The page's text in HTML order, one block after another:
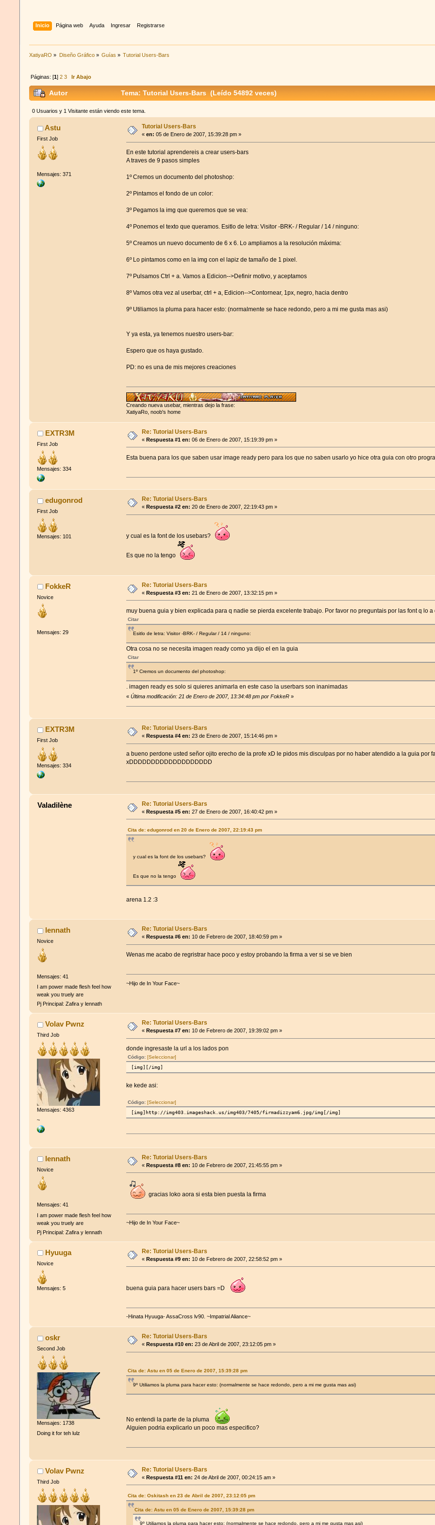
Inicio Página web Ayuda Ingresar Registrarse
XatiyaRO » Diseño Gráfico» Guías » Tutorial Users-Bars
Páginas: [1] 2 3 Ir Abajo
Autor Tema: Tutorial Users-Bars (Leído 54892 veces)
0 Usuarios y 1 Visitante están viendo este tema.
Astu
First Job
Mensajes: 371
Tutorial Users-Bars
«en: 05 de Enero de 2007, 15:39:28 pm »
En este tutorial aprendereis a crear users-bars
A traves de 9 pasos simples
1º Cremos un documento del photoshop:
2º Pintamos el fondo de un color:
3º Pegamos la img que queremos que se vea:
4º Ponemos el texto que queramos. Esitlo de letra: Visitor -BRK- / Regular / 14 / ninguno:
5º Creamos un nuevo documento de 6 x 6. Lo ampliamos a la resolución máxima:
6º Lo pintamos como en la img con el lapiz de tamaño de 1 pixel.
7º Pulsamos Ctrl + a. Vamos a Edicion-->Definir motivo, y aceptamos
8º Vamos otra vez al userbar, ctrl + a, Edicion-->Contornear, 1px, negro, hacia dentro
9º Utiliamos la pluma para hacer esto: (normalmente se hace redondo, pero a mi me gusta mas asi)
Y ya esta, ya tenemos nuestro users-bar:
Espero que os haya gustado.
PD: no es una de mis mejores creaciones
Creando nueva usebar, mientras dejo la frase:
XatiyaRo, noob's home
EXTR3M
First Job
Mensajes: 334
Re: Tutorial Users-Bars
«Respuesta #1 en: 06 de Enero de 2007, 15:19:39 pm »
Esta buena para los que saben usar image ready pero para los que no saben usarlo yo hice otra guia con otro
edugonrod
First Job
Mensajes: 101
Re: Tutorial Users-Bars
« Respuesta #2 en: 20 de Enero de 2007, 22:19:43 pm »
y cual es la font de los usebars?
Es que no la tengo
FokkeR
Novice
Mensajes: 29
Re: Tutorial Users-Bars
«Respuesta #3 en: 21 de Enero de 2007, 13:32:15 pm »
muy buena guia y bien explicada para q nadie se pierda excelente trabajo. Por favor no preguntais por las font q lo
Citar
Esitlo de letra: Visitor -BRK- / Regular / 14 / ninguno:
Otra cosa no se necesita imagen ready como ya dijo el en la guia
Citar
1º Cremos un documento del photoshop:
. imagen ready es solo si quieres animarla en este caso la userbars son inanimadas
« Última modificación: 21 de Enero de 2007, 13:34:48 pm por FokkeR»
EXTR3M
First Job
Mensajes: 334
Re: Tutorial Users-Bars
« Respuesta #4 en: 23 de Enero de 2007, 15:14:46 pm »
a bueno perdone usted señor ojito erecho de la profe xD le pidos mis disculpas por no haber atendido a la guia por
xDDDDDDDDDDDDDDDDDDD
Valadilène Re: Tutorial Users-Bars
«Respuesta #5 en: 27 de Enero de 2007, 16:40:42 pm »
Cita de: edugonrod en 20 de Enero de 2007, 22:19:43 pm
y cual es la font de los usebars?
Es que no la tengo
arena 1.2 :3
lennath
Novice
Mensajes: 41
I am power made flesh feel how
weak you truely are
Pj Principal: Zafira y lennath
Re: Tutorial Users-Bars
« Respuesta #6 en: 10 de Febrero de 2007, 18:40:59 pm »
Wenas me acabo de regristrar hace poco y estoy probando la firma a ver si se ve bien
~Hijo de In Your Face~
Volav Pwnz
Third Job
Mensajes: 4363
~
Re: Tutorial Users-Bars
« Respuesta #7 en: 10 de Febrero de 2007, 19:39:02 pm »
donde ingresaste la url a los lados pon
Código: [Seleccionar]
[img][/img]
ke kede asi:
Código: [Seleccionar]
[img]http://img403.imageshack.us/img403/7405/firmadizzyam6.jpg/img[/img]
lennath
Novice
Mensajes: 41
I am power made flesh feel how
weak you truely are
Pj Principal: Zafira y lennath
Re: Tutorial Users-Bars
«Respuesta #8 en: 10 de Febrero de 2007, 21:45:55 pm »
gracias loko aora si esta bien puesta la firma
~Hijo de In Your Face~
Hyuuga
Novice
Mensajes: 5
Re: Tutorial Users-Bars
«Respuesta #9 en: 10 de Febrero de 2007, 22:58:52 pm »
buena guia para hacer users bars =D
-Hinata Hyuuga- AssaCross lv90. ~Impatrial Aliance~
oskr
Second Job
Mensajes: 1738
Doing it for teh lulz
Re: Tutorial Users-Bars
« Respuesta #10 en: 23 de Abril de 2007, 23:12:05 pm »
Cita de: Astu en 05 de Enero de 2007, 15:39:28 pm
9º Utiliamos la pluma para hacer esto: (normalmente se hace redondo, pero a mi me gusta mas asi)
No entendi la parte de la pluma
Alguien podria explicarlo un poco mas especifico?
Volav Pwnz
Third Job
Re: Tutorial Users-Bars
«Respuesta #11 en: 24 de Abril de 2007, 00:24:15 am »
Cita de: Oskitash en 23 de Abril de 2007, 23:12:05 pm
Cita de: Astu en 05 de Enero de 2007, 15:39:28 pm
9º Utiliamos la pluma para hacer esto: (normalmente se hace redondo, pero a mi me gusta mas asi)